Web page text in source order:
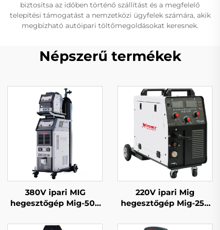
biztosítsa az időben történő szállítást és a megfelelő
telepítési támogatást a nemzetközi ügyfelek számára, akik
megbízható autóipari töltőmegoldásokat keresnek.
Népszerű termékek
380V ipari MIG
hegesztőgép Mig-500
vízhűtéses szinergiás
220V ipari Mig
hegesztőgép Mig-250
gázzal védett Mig/Mag